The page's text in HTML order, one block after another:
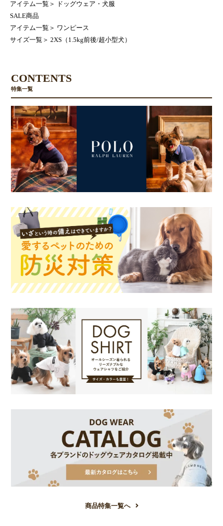
アイテム一覧 ＞
ドッグウェア・犬服
SALE商品
アイテム一覧 ＞ ワンピース
サイズ一覧 ＞ 2XS（1.5kg前後/超小型犬）
CONTENTS
特集一覧
商品特集一覧へ